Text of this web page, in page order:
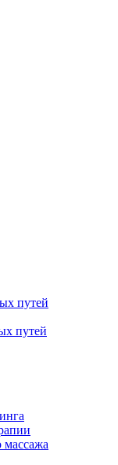
путей
путей
массажа